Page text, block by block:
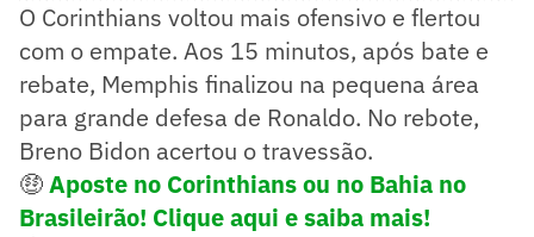
O Corinthians voltou mais ofensivo e flertou
com o empate. Aos 15 minutos, após bate e
rebate, Memphis finalizou na pequena área
para grande defesa de Ronaldo. No rebote,
Breno Bidon acertou o travessão.
🤑Aposte no Corinthians ou no Bahia no
Brasileirão! Clique aqui e saiba mais!